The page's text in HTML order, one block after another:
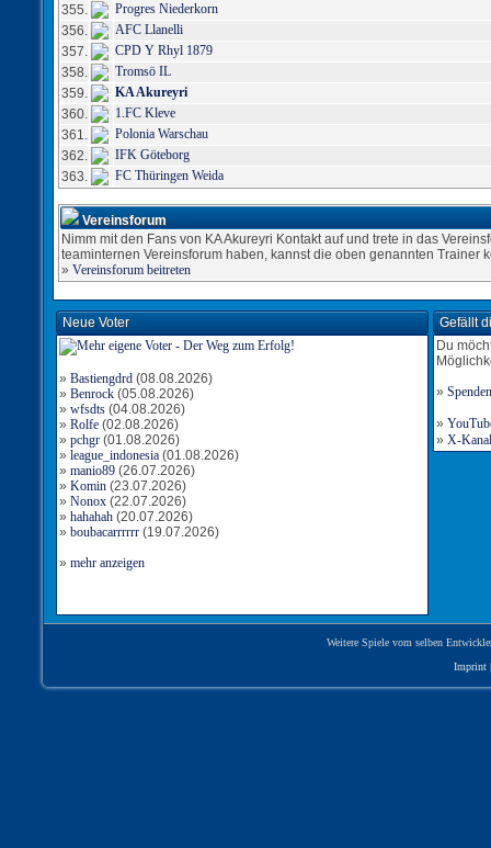
355.
Progres Niederkorn
356.
AFC Llanelli
357.
CPD Y Rhyl 1879
358.
Tromsö IL
359.
KA Akureyri
360.
1.FC Kleve
361.
Polonia Warschau
362.
IFK Göteborg
363.
FC Thüringen Weida
Vereinsforum
Nimm mit den Fans von KA Akureyri Kontakt auf und trete in das
teaminternen Vereinsforum haben, kannst die oben genannten Trainer
» Vereinsforum beitreten
Neue Voter
» Bastiengdrd (08.08.2026)
» Benrock (05.08.2026)
» wfsdts (04.08.2026)
» Rolfe (02.08.2026)
» pchgr (01.08.2026)
» league_indonesia (01.08.2026)
» manio89 (26.07.2026)
» Komin (23.07.2026)
» Nonox (22.07.2026)
» hahahah (20.07.2026)
» boubacarrrrrr (19.07.2026)
» mehr anzeigen
Gefällt
Du
» Spenden
»
» X-
Weitere Spiele vom selben
Imprint